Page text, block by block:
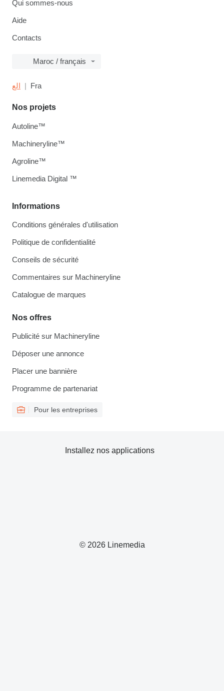
Qui sommes-nous
Aide
Contacts
Maroc / français
الع Fra
Informations
Conditions générales d'utilisation
Politique de confidentialité
Conseils de sécurité
Commentaires sur Machineryline
Catalogue de marques
Nos offres
Publicité sur Machineryline
Déposer une annonce
Placer une bannière
Programme de partenariat
Pour les entreprises
Nos projets
Autoline™
Machineryline™
Agroline™
Linemedia Digital ™
© 2026 Linemedia
Installez nos applications